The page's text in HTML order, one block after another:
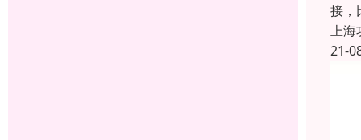
接，
上海
21-